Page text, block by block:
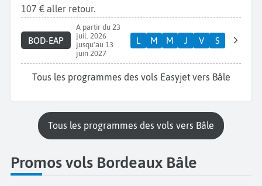
107 € aller retour.
BOD-EAP
A partir du 23
juil. 2026
jusqu'au 13
juin 2027
L M M J V S
Tous les programmes des vols Easyjet vers Bâle
Tous les programmes des vols vers Bâle
Promos vols Bordeaux Bâle